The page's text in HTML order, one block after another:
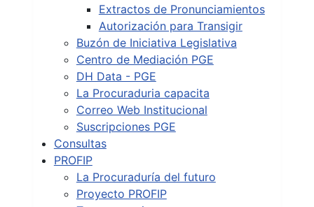
Extractos de Pronunciamientos
Autorización para Transigir
Buzón de Iniciativa Legislativa
Centro de Mediación PGE
DH Data - PGE
La Procuraduria capacita
Correo Web Institucional
Suscripciones PGE
Consultas
PROFIP
La Procuraduría del futuro
Proyecto PROFIP